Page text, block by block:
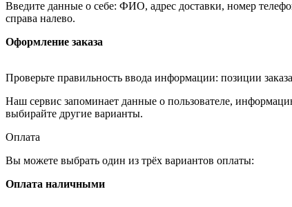
Введите данные о себе: ФИО, адрес доставки, номер
справа налево.
Оформление заказа
Проверьте правильность ввода информации: позиции
Наш сервис запоминает данные о пользователе,
выбирайте другие варианты.
Оплата
Вы можете выбрать один из трёх вариантов оплаты:
Оплата наличными